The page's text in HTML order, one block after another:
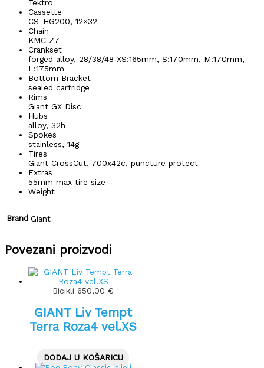
Tektro
Cassette
CS-HG200, 12×32
Chain
KMC Z7
Crankset
forged alloy, 28/38/48 XS:165mm, S:170mm, M:170mm,
L:175mm
Bottom Bracket
sealed cartridge
Rims
Giant GX Disc
Hubs
alloy, 32h
Spokes
stainless, 14g
Tires
Giant CrossCut, 700x42c, puncture protect
Extras
55mm max tire size
Weight
Brand Giant
Povezani proizvodi
Bicikli 650,00 €
GIANT Liv Tempt
Terra Roza4 vel.XS
DODAJ U KOŠARICU